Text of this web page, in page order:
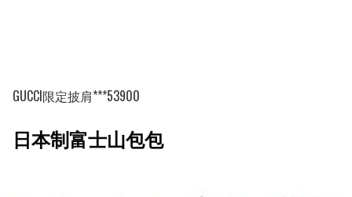
GUCCI限定披肩***53900
日本制富士山包包